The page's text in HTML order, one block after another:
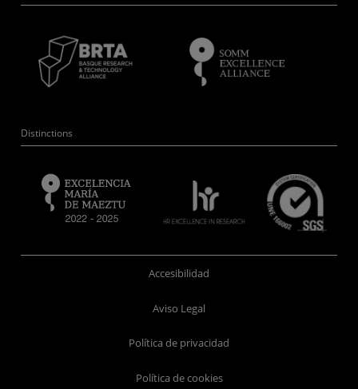
Distinctions
Accesibilidad
Aviso Legal
Política de privacidad
Política de cookies